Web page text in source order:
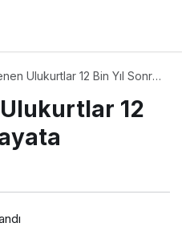
Ulukurtlar 12 Bin Yıl Sonra
12
Hayır Demeliyiz?